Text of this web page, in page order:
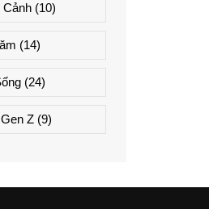
(10)
(14)
(24)
Z (9)